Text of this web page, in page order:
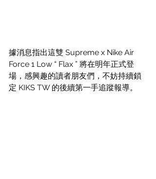
據消息指出這雙 Supreme x Nike Air
Force 1 Low “ Flax ” 將在明年正式登
場，感興趣的讀者朋友們，不妨持續鎖
定 KIKS TW 的後續第一手追蹤報導。